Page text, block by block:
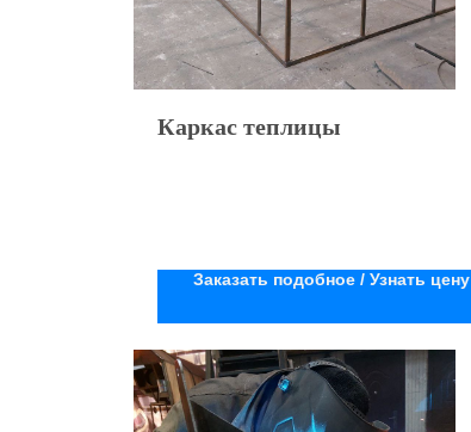
Каркас теплицы
Заказать подобное / Узнать цену